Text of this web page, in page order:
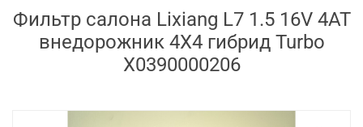
Фильтр салона Lixiang L7 1.5 16V 4AT
внедорожник 4X4 гибрид Turbo
X0390000206